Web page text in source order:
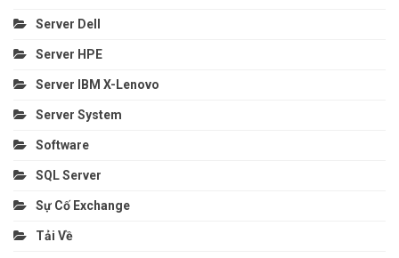
Server Dell
Server HPE
Server IBM X-Lenovo
Server System
Software
SQL Server
Sự Cố Exchange
Tải Về